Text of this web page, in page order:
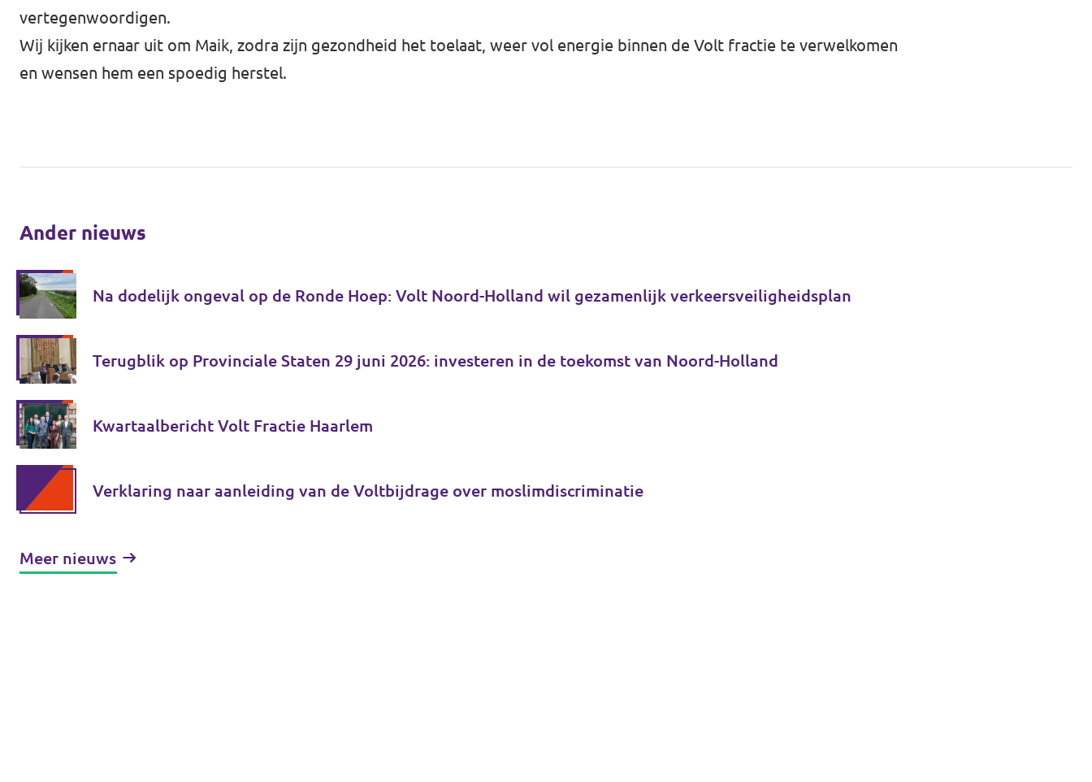
vertegenwoordigen.
Wij kijken ernaar uit om Maik, zodra zijn gezondheid het toelaat, weer vol energie binnen de Volt fractie te verwelkomen
en wensen hem een spoedig herstel.
Ander nieuws
Na dodelijk ongeval op de Ronde Hoep: Volt Noord-Holland wil gezamenlijk verkeersveiligheidsplan
Terugblik op Provinciale Staten 29 juni 2026: investeren in de toekomst van Noord-Holland
Kwartaalbericht Volt Fractie Haarlem
Verklaring naar aanleiding van de Voltbijdrage over moslimdiscriminatie
Meer nieuws